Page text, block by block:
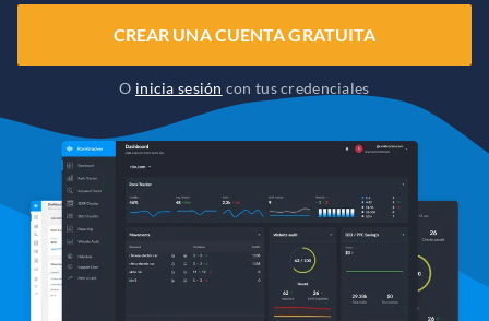
CREAR UNA CUENTA GRATUITA
O inicia sesión con tus credenciales